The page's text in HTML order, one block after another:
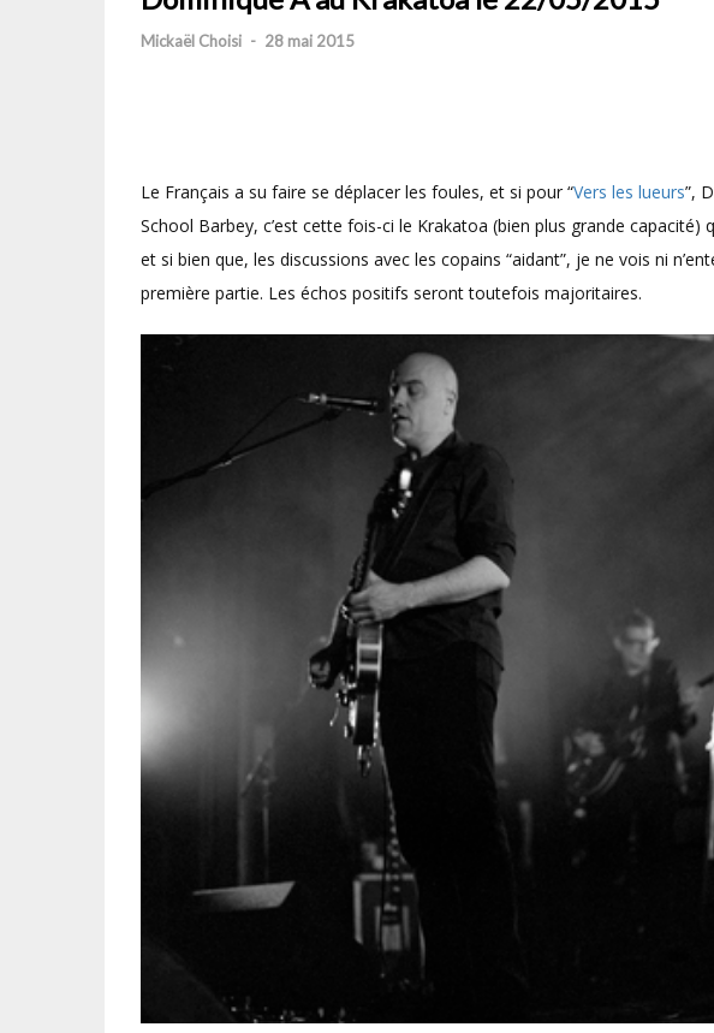
Mickaël Choisi - 28 mai 2015
Le Français a su faire se déplacer les foules, et si pour “Vers les lueurs”,
School Barbey, c’est cette fois-ci le Krakatoa (bien plus grande capacité)
et si bien que, les discussions avec les copains “aidant”, je ne vois ni
première partie. Les échos positifs seront toutefois majoritaires.